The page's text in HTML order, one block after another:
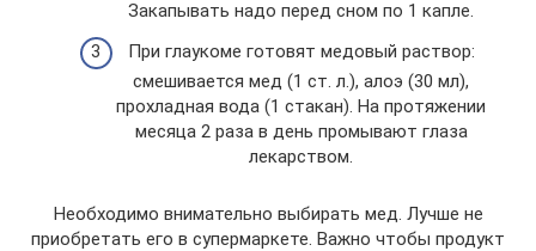
Закапывать надо перед сном по 1 капле.
При глаукоме готовят медовый раствор:
смешивается мед (1 ст. л.), алоэ (30 мл),
прохладная вода (1 стакан). На протяжении
месяца 2 раза в день промывают глаза
лекарством.
Необходимо внимательно выбирать мед. Лучше не
приобретать его в супермаркете. Важно чтобы продукт